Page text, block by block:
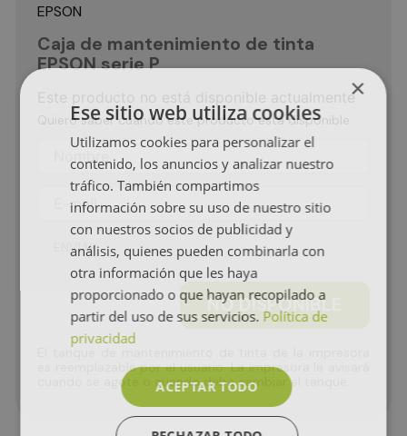
EPSON
Caja de mantenimiento de tinta
EPSON serie P
Este producto no está disponible actualmente
Quiero saber cuando este producto está disponible
ENVIAR
NO DISPONIBLE
El tanque de mantenimiento de tinta de la impresora
es reemplazable por el usuario. La impresora le avisará
cuando se agote o cuando deba cambiar el tanque.
×
Ese sitio web utiliza cookies
Utilizamos cookies para personalizar el
contenido, los anuncios y analizar nuestro
tráfico. También compartimos
información sobre su uso de nuestro sitio
con nuestros socios de publicidad y
análisis, quienes pueden combinarla con
otra información que les haya
proporcionado o que hayan recopilado a
partir del uso de sus servicios. Política de
privacidad
ACEPTAR TODO